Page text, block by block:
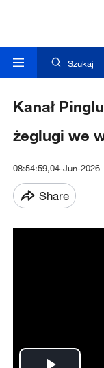
Szukaj
Kanał
żeglugi we
08:54:59,04-Jun-2026
Share